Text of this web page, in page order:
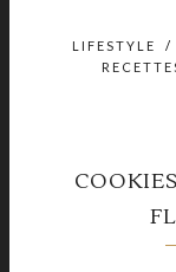
LIFESTYLE /